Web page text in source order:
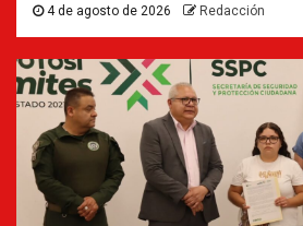
4 de agosto de 2026 Redacción